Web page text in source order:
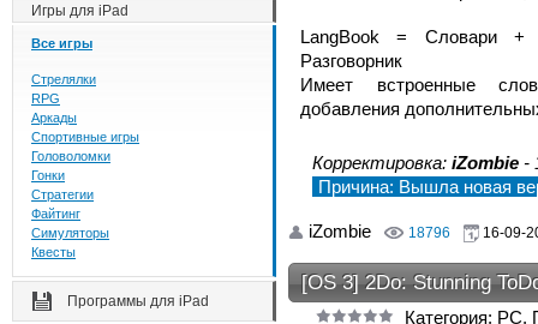
Игры для iPad
Все игры
Стрелялки
RPG
Аркады
Спортивные игры
Головоломки
Гонки
Стратегии
Файтинг
Симуляторы
Квесты
Программы для iPad
LangBook = Словари +
Разговорник
Имеет встроенные
добавления
Корректировка: iZombie -
Причина: Вышла новая
iZombie 18796 16-09-
[OS 3] 2Do: Stunning
Категория: